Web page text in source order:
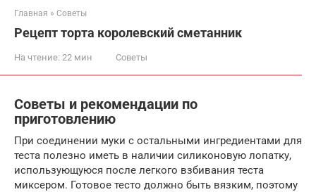
Главная » Советы
Рецепт торта королевский сметанник
На чтение: 22 мин Советы
Советы и рекомендации по
приготовлению
При соединении муки с остальными ингредиентами для
теста полезно иметь в наличии силиконовую лопатку,
использующуюся после легкого взбивания теста
миксером. Готовое тесто должно быть вязким, поэтому